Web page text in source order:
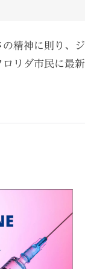
精神に則り、
リダ市民に最